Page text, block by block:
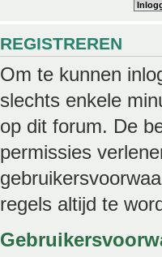
REGISTREREN
Om te kunnen
slechts enkele
op dit forum. De
permissies
regels altijd te